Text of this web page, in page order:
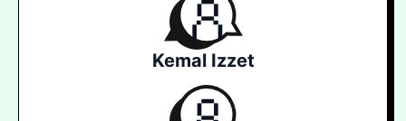
Kemal Izzet